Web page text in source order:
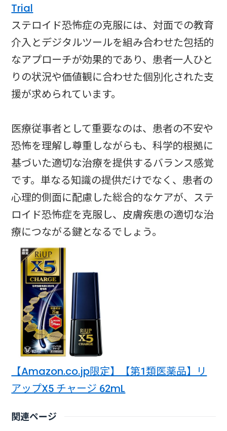
Trial
ステロイド恐怖症の克服には、対面での教育
介入とデジタルツールを組み合わせた包括的
なアプローチが効果的であり、患者一人ひと
りの状況や価値観に合わせた個別化された支
援が求められています。
医療従事者として重要なのは、患者の不安や
恐怖を理解し尊重しながらも、科学的根拠に
基づいた適切な治療を提供するバランス感覚
です。単なる知識の提供だけでなく、患者の
心理的側面に配慮した総合的なケアが、ステ
ロイド恐怖症を克服し、皮膚疾患の適切な治
療につながる鍵となるでしょう。
【Amazon.co.jp限定】【第1類医薬品】リ
アップX5 チャージ 62mL
関連ページ